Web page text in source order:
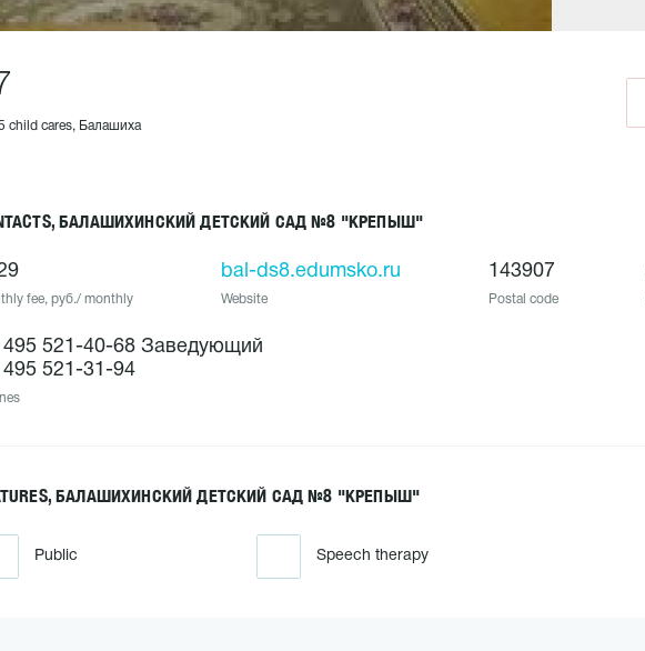
child cares, Балашиха
БАЛАШИХИНСКИЙ ДЕТСКИЙ САД №8 "КРЕПЫШ"
fee, руб./ monthly
bal-ds8.edumsko.ru
Website
143907
Postal code
495 521-40-68 Заведующий
521-31-94
БАЛАШИХИНСКИЙ ДЕТСКИЙ САД №8 "КРЕПЫШ"
Public Speech therapy